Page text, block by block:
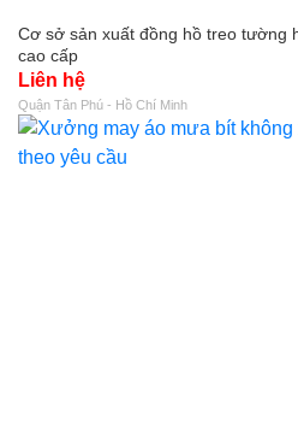
Cơ sở sản xuất đồng hồ treo tường
cao cấp
Liên hệ
Quận Tân Phú - Hồ Chí Minh